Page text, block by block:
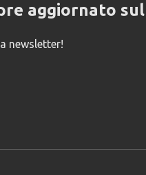
aggiornato
newsletter!